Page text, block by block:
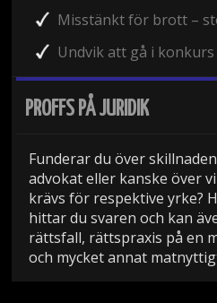
Misstänkt för brott –
Undvik att gå i konkurs
PROFFS PÅ JURIDIK
Funderar du över
advokat eller kanske över
krävs för respektive yrke?
hittar du svaren och kan
rättsfall, rättspraxis på en
och mycket annat